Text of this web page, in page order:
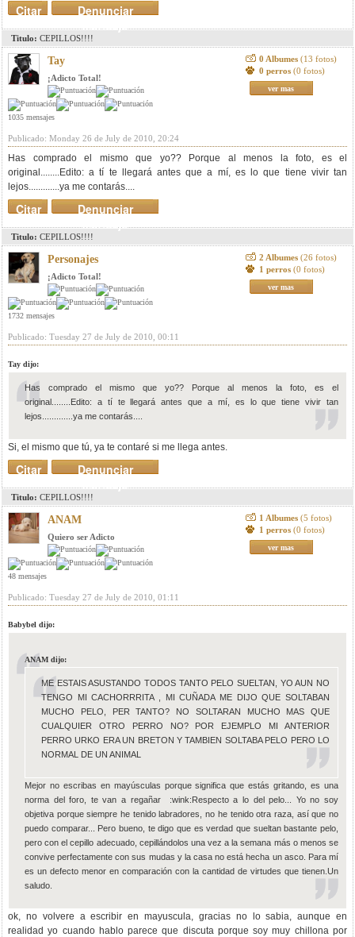
Denunciar
mensaje
Citar
Titulo: CEPILLOS!!!!
Tay
¡Adicto Total!
1035 mensajes
0 Albumes (13 fotos)
0 perros (0 fotos)
ver mas
Publicado: Monday 26 de July de 2010, 20:24
Has comprado el mismo que yo?? Porque al menos la foto, es el
original........Edito: a tí te llegará antes que a mí, es lo que tiene vivir tan
lejos.............ya me contarás....
Denunciar
mensaje
Citar
Titulo: CEPILLOS!!!!
Personajes
¡Adicto Total!
1732 mensajes
2 Albumes (26 fotos)
1 perros (0 fotos)
ver mas
Publicado: Tuesday 27 de July de 2010, 00:11
Tay dijo:
Has comprado el mismo que yo?? Porque al menos la foto, es el
original........Edito: a tí te llegará antes que a mí, es lo que tiene vivir tan
lejos.............ya me contarás....
Si, el mismo que tú, ya te contaré si me llega antes.
Denunciar
mensaje
Citar
Titulo: CEPILLOS!!!!
ANAM
Quiero ser Adicto
48 mensajes
1 Albumes (5 fotos)
1 perros (0 fotos)
ver mas
Publicado: Tuesday 27 de July de 2010, 01:11
Babybel dijo:
ANAM dijo:
ME ESTAIS ASUSTANDO TODOS TANTO PELO SUELTAN, YO AUN NO
TENGO MI CACHORRRITA , MI CUÑADA ME DIJO QUE SOLTABAN
MUCHO PELO, PER TANTO? NO SOLTARAN MUCHO MAS QUE
CUALQUIER OTRO PERRO NO? POR EJEMPLO MI ANTERIOR
PERRO URKO ERA UN BRETON Y TAMBIEN SOLTABA PELO PERO LO
NORMAL DE UN ANIMAL
Mejor no escribas en mayúsculas porque significa que estás gritando, es una
norma del foro, te van a regañar :wink:Respecto a lo del pelo... Yo no soy
objetiva porque siempre he tenido labradores, no he tenido otra raza, así que no
puedo comparar... Pero bueno, te digo que es verdad que sueltan bastante pelo,
pero con el cepillo adecuado, cepillándolos una vez a la semana más o menos se
convive perfectamente con sus mudas y la casa no está hecha un asco. Para mí
es un defecto menor en comparación con la cantidad de virtudes que tienen.Un
saludo.
ok, no volvere a escribir en mayuscula, gracias no lo sabia, aunque en
realidad yo cuando hablo parece que discuta porque soy muy chillona por